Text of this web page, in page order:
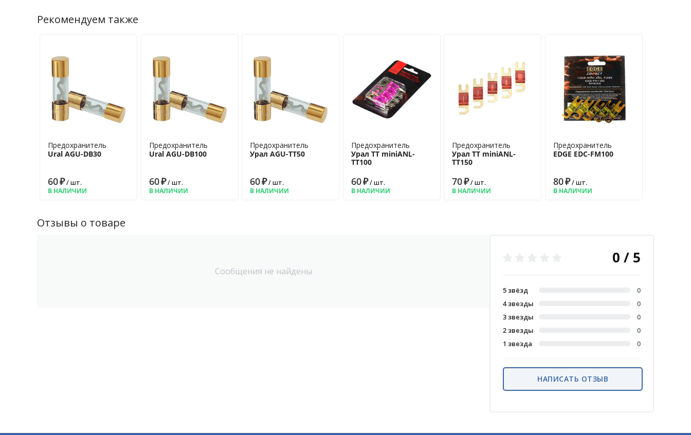
Рекомендуем также
Предохранитель
Ural AGU-DB30
60₽/ шт.
В НАЛИЧИИ
Предохранитель
Ural AGU-DB100
60₽/ шт.
В НАЛИЧИИ
Предохранитель
Урал AGU-TT50
60₽/ шт.
В НАЛИЧИИ
Предохранитель
Урал ТТ miniANL-
ТТ100
60₽/ шт.
В НАЛИЧИИ
Предохранитель
Урал ТТ miniANL-
ТТ150
70₽/ шт.
В НАЛИЧИИ
Предохранитель
EDGE EDC-FM100
80₽/ шт.
В НАЛИЧИИ
Отзывы о товаре
Сообщения не найдены
0 / 5
5 звёзд
0
4 звезды
0
3 звезды
0
2 звезды
0
1 звезда
0
НАПИСАТЬ ОТЗЫВ